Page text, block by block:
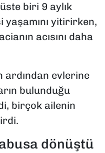
biri 9 aylık
yaşamını yitirirken,
acısını daha
ardından evlerine
bulunduğu
birçok ailenin
dönüştü